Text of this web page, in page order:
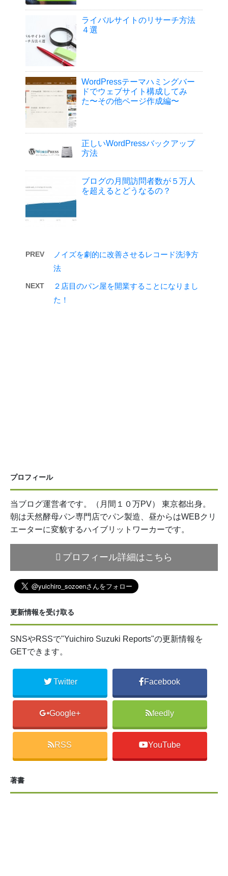
ライバルサイトのリサーチ方法
４選
WordPressテーマハミングバー
ドでウェブサイト構成してみ
た〜その他ページ作成編〜
正しいWordPressバックアップ
方法
ブログの月間訪問者数が５万人
を超えるとどうなるの？
PREV
ノイズを劇的に改善させるレコード洗浄方
法
NEXT
２店目のパン屋を開業することになりまし
た！
プロフィール
当ブログ運営者です。（月間１０万PV） 東京都出身。
朝は天然酵母パン専門店でパン製造、昼からはWEBクリ
エーターに変貌するハイブリットワーカーです。
プロフィール詳細はこちら
更新情報を受け取る
SNSやRSSで"Yuichiro Suzuki Reports"の更新情報を
GETできます。
Twitter Facebook
Google+ feedly
RSS YouTube
著書